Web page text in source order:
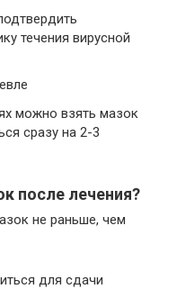
течения вирусной
можно взять мазок
сразу на 2-3
после лечения?
не раньше, чем
для сдачи